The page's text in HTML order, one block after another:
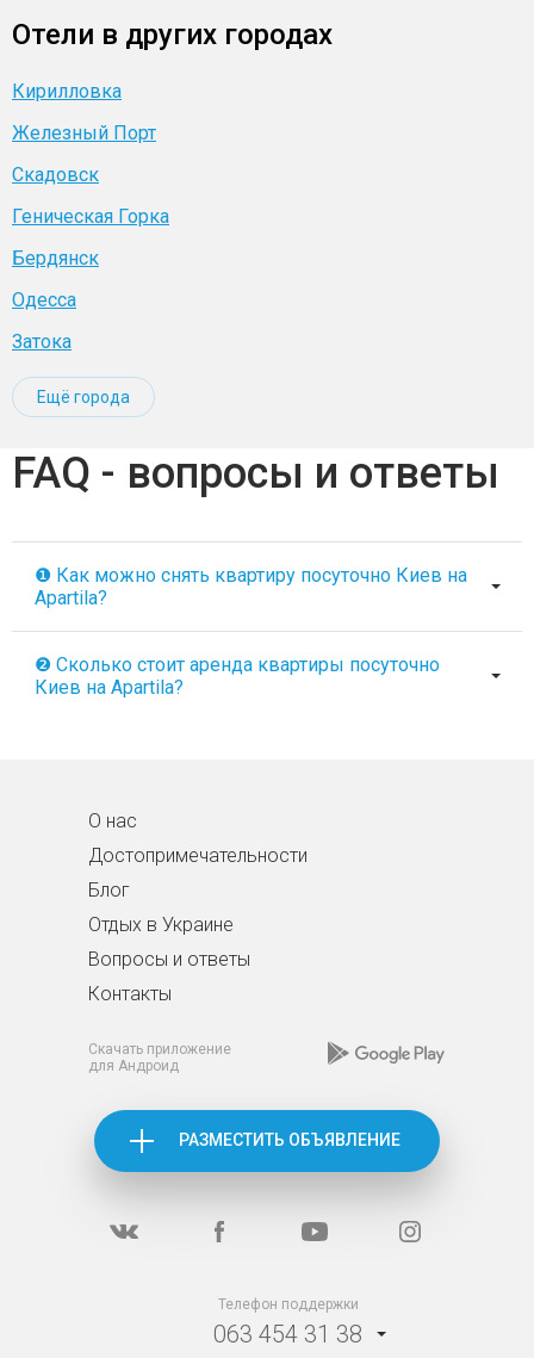
Отели в других городах
Кирилловка
Железный Порт
Скадовск
Геническая Горка
Бердянск
Одесса
Затока
Ещё города
FAQ - вопросы и ответы
❶ Как можно снять квартиру посуточно Киев на
Apartila?
❷ Сколько стоит аренда квартиры посуточно
Киев на Apartila?
О нас
Достопримечательности
Блог
Отдых в Украине
Вопросы и ответы
Контакты
Скачать приложение
для Андроид
РАЗМЕСТИТЬ ОБЪЯВЛЕНИЕ
Телефон поддержки
063 454 31 38